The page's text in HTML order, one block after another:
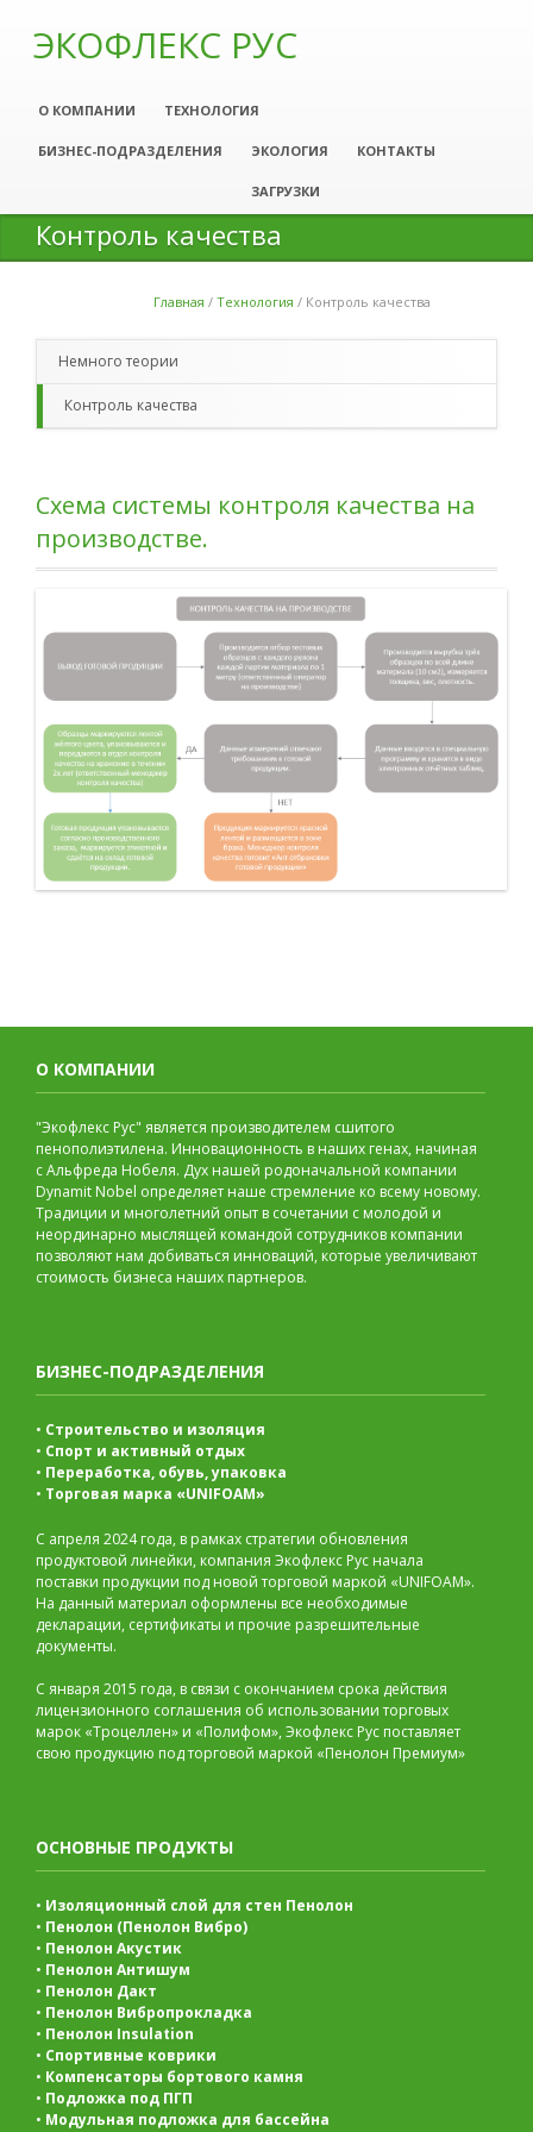
ЭКОФЛЕКС РУС
О КОМПАНИИ ТЕХНОЛОГИЯ
БИЗНЕС-ПОДРАЗДЕЛЕНИЯ ЭКОЛОГИЯ КОНТАКТЫ
ЗАГРУЗКИ
Контроль качества
Вы здесь
Главная / Технология / Контроль качества
Немного теории
Контроль качества
Схема системы контроля качества на
производстве.
О КОМПАНИИ
"Экофлекс Рус" является производителем сшитого
пенополиэтилена. Инновационность в наших генах, начиная
с Альфреда Нобеля. Дух нашей родоначальной компании
Dynamit Nobel определяет наше стремление ко всему новому.
Традиции и многолетний опыт в сочетании с молодой и
неординарно мыслящей командой сотрудников компании
позволяют нам добиваться инноваций, которые увеличивают
стоимость бизнеса наших партнеров.
БИЗНЕС-ПОДРАЗДЕЛЕНИЯ
• Строительство и изоляция
• Спорт и активный отдых
• Переработка, обувь, упаковка
• Торговая марка «UNIFOAM»
С апреля 2024 года, в рамках стратегии обновления
продуктовой линейки, компания Экофлекс Рус начала
поставки продукции под новой торговой маркой «UNIFOAM».
На данный материал оформлены все необходимые
декларации, сертификаты и прочие разрешительные
документы.
С января 2015 года, в связи с окончанием срока действия
лицензионного соглашения об использовании торговых
марок «Троцеллен» и «Полифом», Экофлекс Рус поставляет
свою продукцию под торговой маркой «Пенолон Премиум»
ОСНОВНЫЕ ПРОДУКТЫ
• Изоляционный слой для стен Пенолон
• Пенолон (Пенолон Вибро)
• Пенолон Акустик
• Пенолон Антишум
• Пенолон Дакт
• Пенолон Вибропрокладка
• Пенолон Insulation
• Спортивные коврики
• Компенсаторы бортового камня
• Подложка под ПГП
• Модульная подложка для бассейна